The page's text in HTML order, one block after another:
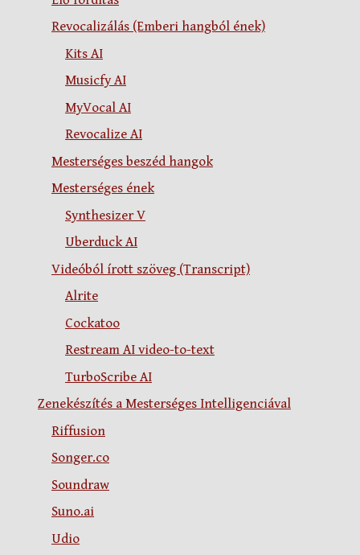
Revocalizálás (Emberi hangból ének)
Kits AI
Musicfy AI
MyVocal AI
Revocalize AI
Mesterséges beszéd hangok
Mesterséges ének
Synthesizer V
Uberduck AI
Videóból írott szöveg (Transcript)
Alrite
Cockatoo
Restream AI video-to-text
TurboScribe AI
Zenekészítés a Mesterséges Intelligenciával
Riffusion
Songer.co
Soundraw
Suno.ai
Udio